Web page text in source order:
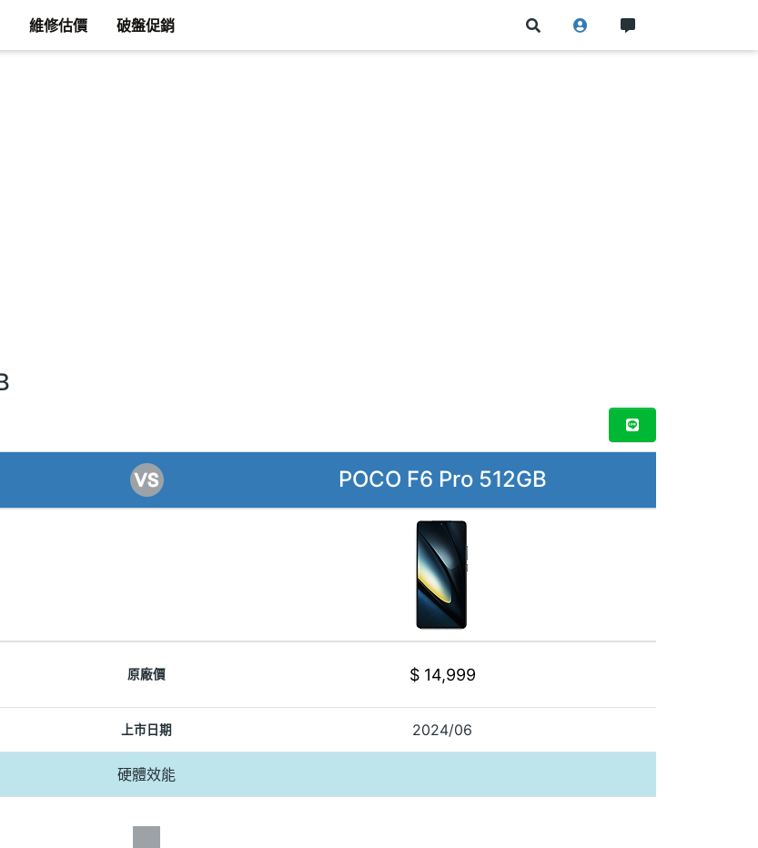
維修估價 破盤促銷
POCO F6 Pro 512GB
原廠價 $ 14,999
上市日期 2024/06
硬體效能